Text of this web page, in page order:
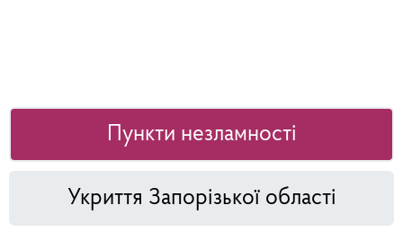
Пункти незламності
Укриття Запорізької області